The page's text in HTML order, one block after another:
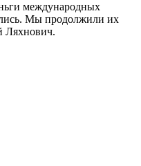
международных
Мы продолжили их
Ляхнович.